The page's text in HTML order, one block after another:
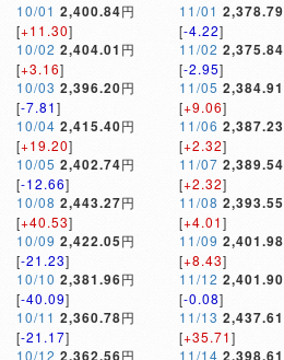
10/01 2,400.84円
[+11.30]
10/02 2,404.01 円
[+3.16]
10/03 2,396.20円
[-7.81]
10/04 2,415.40円
[+19.20]
10/05 2,402.74円
[-12.66]
10/08 2,443.27円
[+40.53]
10/09 2,422.05円
[-21.23]
10/10 2,381.96円
[-40.09]
10/11 2,360.78円
[-21.17]
10/12 2,362.56円
11/01 2,378.79
[-4.22]
11/02 2,375.84
[-2.95]
11/05 2,384.91
[+9.06]
11/06 2,387.23
[+2.32]
11/07 2,389.54
[+2.32]
11/08 2,393.55
[+4.01]
11/09 2,401.98
[+8.43]
11/12 2,401.90
[-0.08]
11/13 2,437.61
[+35.71]
11/14 2,398.61